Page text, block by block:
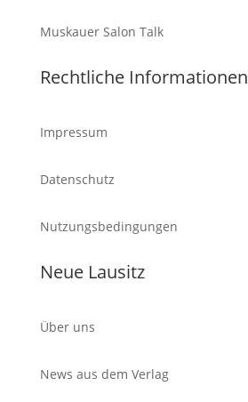
Muskauer Salon Talk
Rechtliche Informationen
Impressum
Datenschutz
Nutzungsbedingungen
Neue Lausitz
Über uns
News aus dem Verlag